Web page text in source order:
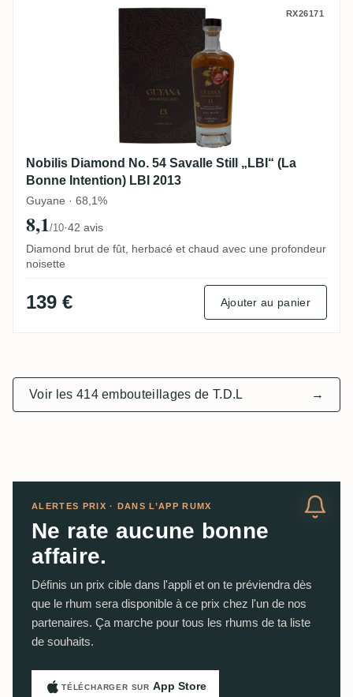
Nobilis Diamond No. 54 Savalle StillRX26171
Nobilis Diamond No. 54 Savalle Still „LBI“ (La
Bonne Intention) LBI 2013
Guyane · 68,1%
8,1/10·42 avis
Diamond brut de fût, herbacé et chaud avec une profondeur
noisette
139 € Ajouter au panier
Voir les 414 embouteillages de T.D.L →
ALERTES PRIX · DANS L’APP RUMX
Ne rate aucune bonne
affaire.
Définis un prix cible dans l'appli et on te préviendra dès
que le rhum sera disponible à ce prix chez l'un de nos
partenaires. Ça marche pour tous les rhums de ta liste
de souhaits.
TÉLÉCHARGER SUR App Store